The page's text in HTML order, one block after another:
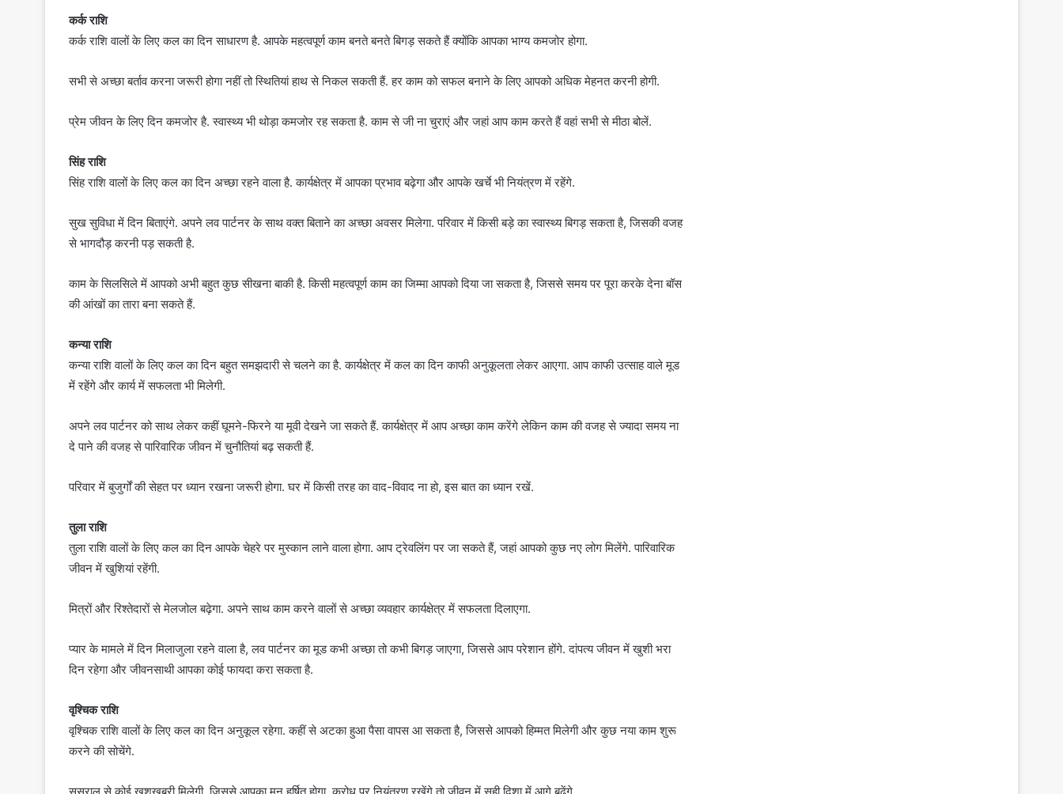
कर्क राशि
कर्क राशि वालों के लिए कल का दिन साधारण है. आपके महत्वपूर्ण काम बनते बनते बिगड़ सकते हैं क्योंकि आपका भाग्य कमजोर होगा.
सभी से अच्छा बर्ताव करना जरूरी होगा नहीं तो स्थितियां हाथ से निकल सकती हैं. हर काम को सफल बनाने के लिए आपको अधिक मेहनत करनी होगी.
प्रेम जीवन के लिए दिन कमजोर है. स्वास्थ्य भी थोड़ा कमजोर रह सकता है. काम से जी ना चुराएं और जहां आप काम करते हैं वहां सभी से मीठा बोलें.
सिंह राशि
सिंह राशि वालों के लिए कल का दिन अच्छा रहने वाला है. कार्यक्षेत्र में आपका प्रभाव बढ़ेगा और आपके खर्चे भी नियंत्रण में रहेंगे.
सुख सुविधा में दिन बिताएंगे. अपने लव पार्टनर के साथ वक्त बिताने का अच्छा अवसर मिलेगा. परिवार में किसी बड़े का स्वास्थ्य बिगड़ सकता है, जिसकी वजह
से भागदौड़ करनी पड़ सकती है.
काम के सिलसिले में आपको अभी बहुत कुछ सीखना बाकी है. किसी महत्वपूर्ण काम का जिम्मा आपको दिया जा सकता है, जिससे समय पर पूरा करके देना बॉस
की आंखों का तारा बना सकते हैं.
कन्या राशि
कन्या राशि वालों के लिए कल का दिन बहुत समझदारी से चलने का है. कार्यक्षेत्र में कल का दिन काफी अनुकूलता लेकर आएगा. आप काफी उत्साह वाले मूड
में रहेंगे और कार्य में सफलता भी मिलेगी.
अपने लव पार्टनर को साथ लेकर कहीं घूमने-फिरने या मूवी देखने जा सकते हैं. कार्यक्षेत्र में आप अच्छा काम करेंगे लेकिन काम की वजह से ज्यादा समय ना
दे पाने की वजह से पारिवारिक जीवन में चुनौतियां बढ़ सकती हैं.
परिवार में बुजुर्गों की सेहत पर ध्यान रखना जरूरी होगा. घर में किसी तरह का वाद-विवाद ना हो, इस बात का ध्यान रखें.
तुला राशि
तुला राशि वालों के लिए कल का दिन आपके चेहरे पर मुस्कान लाने वाला होगा. आप ट्रेवलिंग पर जा सकते हैं, जहां आपको कुछ नए लोग मिलेंगे. पारिवारिक
जीवन में खुशियां रहेंगी.
मित्रों और रिश्तेदारों से मेलजोल बढ़ेगा. अपने साथ काम करने वालों से अच्छा व्यवहार कार्यक्षेत्र में सफलता दिलाएगा.
प्यार के मामले में दिन मिलाजुला रहने वाला है, लव पार्टनर का मूड कभी अच्छा तो कभी बिगड़ जाएगा, जिससे आप परेशान होंगे. दांपत्य जीवन में खुशी भरा
दिन रहेगा और जीवनसाथी आपका कोई फायदा करा सकता है.
वृश्चिक राशि
वृश्चिक राशि वालों के लिए कल का दिन अनुकूल रहेगा. कहीं से अटका हुआ पैसा वापस आ सकता है, जिससे आपको हिम्मत मिलेगी और कुछ नया काम शुरू
करने की सोचेंगे.